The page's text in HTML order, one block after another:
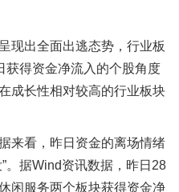
现出全面出逃态势，行业板
获得资金净流入的个股角度
成长性相对较高的行业板块
来看，昨日资金的离场情绪
。据Wind资讯数据，昨日28
闲服务两个板块获得资金净